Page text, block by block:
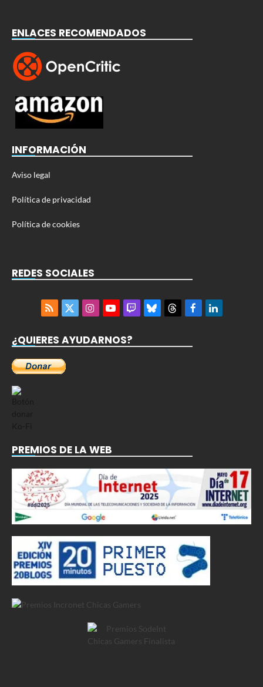
ENLACES RECOMENDADOS
INFORMACIÓN
Aviso legal
Política de privacidad
Política de cookies
REDES SOCIALES
RSS
X
InstagramYouTubeTwitchBlueskyThreadsFacebookLinkedIn
¿QUIERES AYUDARNOS?
PREMIOS DE LA WEB